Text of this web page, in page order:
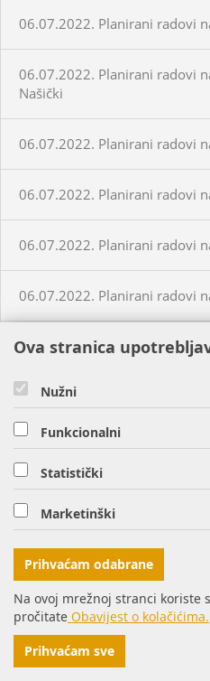
06.07.2022. Planirani radovi
06.07.2022. Planirani radovi
Našički
06.07.2022. Planirani radovi
06.07.2022. Planirani radovi
06.07.2022. Planirani radovi
06.07.2022. Planirani radovi
06.07.2022. Planirani radovi
06.07.2022. Planirani radovi
06.07.2022. Neplanirani
07.07.2022. Planirani radovi
11.07.2022. Planirani radovi
07.07.2022. Planirani radovi
Ova stranica
Nužni
Funkcionalni
Statistički
Marketinški
Prihvaćam odabrane
Na ovoj mrežnoj stranci koriste
pročitate Obavijest o kolačićima.
Prihvaćam sve